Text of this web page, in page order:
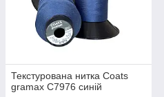
Текстурована нитка Coats
gramax C7976 синій